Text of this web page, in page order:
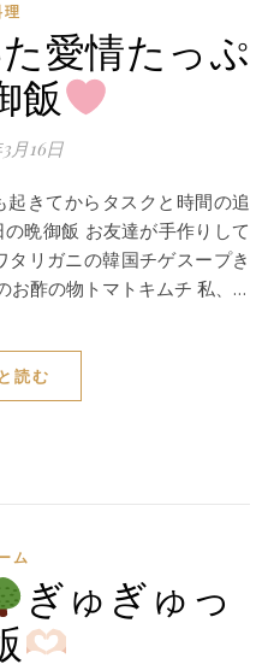
理
愛情たっぷ
飯
月16日
起きてからタスクと時間の追
の晩御飯 お友達が手作りして
タリガニの韓国チゲスープき
お酢の物トマトキムチ 私、…
読む
ム
ぎゅぎゅっ